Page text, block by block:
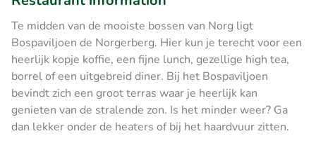
Te midden van de mooiste bossen van Norg ligt
Bospaviljoen de Norgerberg. Hier kun je terecht voor een
heerlijk kopje koffie, een fijne lunch, gezellige high tea,
borrel of een uitgebreid diner. Bij het Bospaviljoen
bevindt zich een groot terras waar je heerlijk kan
genieten van de stralende zon. Is het minder weer? Ga
dan lekker onder de heaters of bij het haardvuur zitten.